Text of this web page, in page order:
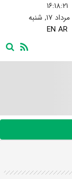
۱۶:۱۸:۲۲
EN AR